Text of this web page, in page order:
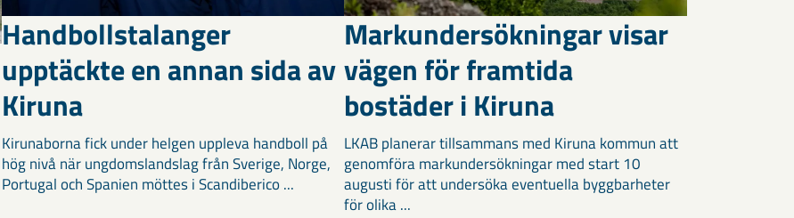
Handbollstalanger
upptäckte en annan sida av
Kiruna
Kirunaborna fick under helgen uppleva handboll på
hög nivå när ungdomslandslag från Sverige, Norge,
Portugal och Spanien möttes i Scandiberico ...
Markundersökningar visar
vägen för framtida
bostäder i Kiruna
LKAB planerar tillsammans med Kiruna kommun att
genomföra markundersökningar med start 10
augusti för att undersöka eventuella byggbarheter
för olika ...